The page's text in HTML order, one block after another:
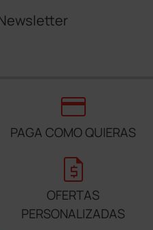
credit_card
PAGA COMO QUIERAS
request_quote
OFERTAS
PERSONALIZADAS